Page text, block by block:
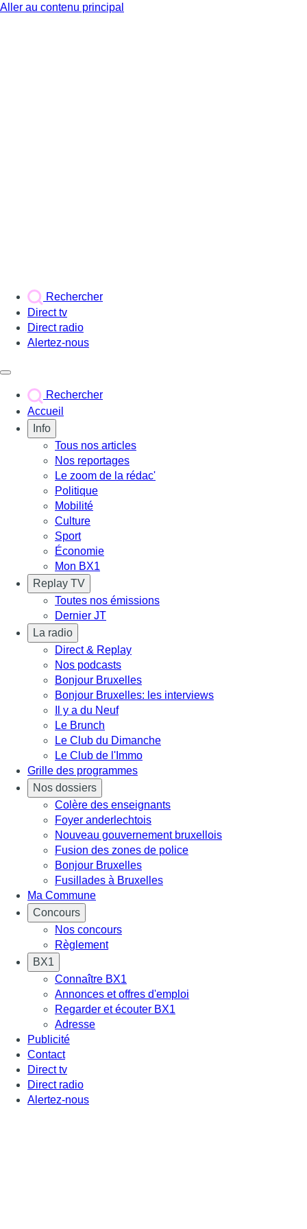
Aller au contenu principal
Rechercher
Direct tv
Direct radio
Alertez-nous
Rechercher
Accueil
Info
Tous nos articles
Nos reportages
Le zoom de la rédac'
Politique
Mobilité
Culture
Sport
Économie
Mon BX1
Replay TV
Toutes nos émissions
Dernier JT
La radio
Direct & Replay
Nos podcasts
Bonjour Bruxelles
Bonjour Bruxelles: les interviews
Il y a du Neuf
Le Brunch
Le Club du Dimanche
Le Club de l'Immo
Grille des programmes
Nos dossiers
Colère des enseignants
Foyer anderlechtois
Nouveau gouvernement bruxellois
Fusion des zones de police
Bonjour Bruxelles
Fusillades à Bruxelles
Ma Commune
Concours
Nos concours
Règlement
BX1
Connaître BX1
Annonces et offres d'emploi
Regarder et écouter BX1
Adresse
Publicité
Contact
Direct tv
Direct radio
Alertez-nous